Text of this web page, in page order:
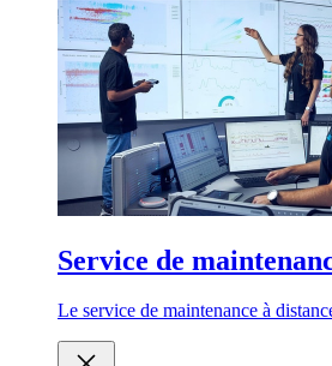
Service de
Le service de maintenance à